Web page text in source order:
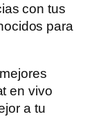
con tus
para
en vivo
a tu